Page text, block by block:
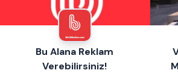
Bu Alana Reklam
Verebilirsiniz!